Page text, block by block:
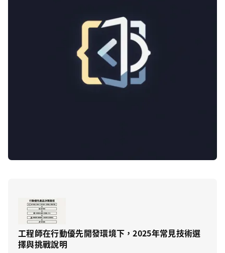
工程師在行動優先開發環境下，2025年常見技術選
擇與挑戰說明